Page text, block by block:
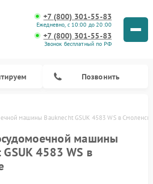
+7 (800) 301-55-83
Ежедневно, с 10:00 до 20:00
+7 (800) 301-55-83
Звонок бесплатный по РФ
Позвонить
машины Bauknecht GSUK 4583 WS в
машины
4583 WS в